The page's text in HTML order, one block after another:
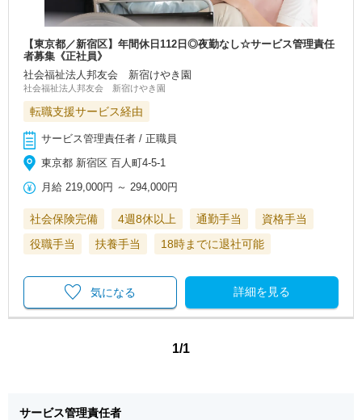
【東京都／新宿区】年間休日112日◎夜勤なし☆サービス管理責任
者募集《正社員》
社会福祉法人邦友会 新宿けやき園
社会福祉法人邦友会 新宿けやき園
転職支援サービス経由
サービス管理責任者 / 正職員
東京都 新宿区 百人町4-5-1
月給 219,000円 ～ 294,000円
社会保険完備 4週8休以上 通勤手当
資格手当
役職手当
扶養手当 18時までに退社可能
詳細を見る
気になる
1/1
サービス管理責任者